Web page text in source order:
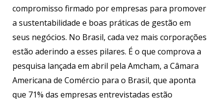
compromisso firmado por empresas para promover
a sustentabilidade e boas práticas de gestão em
seus negócios. No Brasil, cada vez mais corporações
estão aderindo a esses pilares. É o que comprova a
pesquisa lançada em abril pela Amcham, a Câmara
Americana de Comércio para o Brasil, que aponta
que 71% das empresas entrevistadas estão